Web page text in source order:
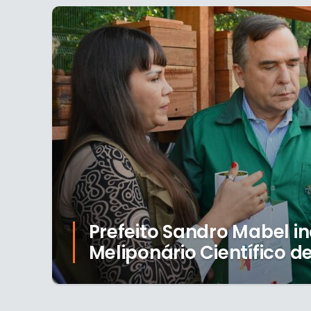
Prefeito Sandro Mabel
Meliponário Científico